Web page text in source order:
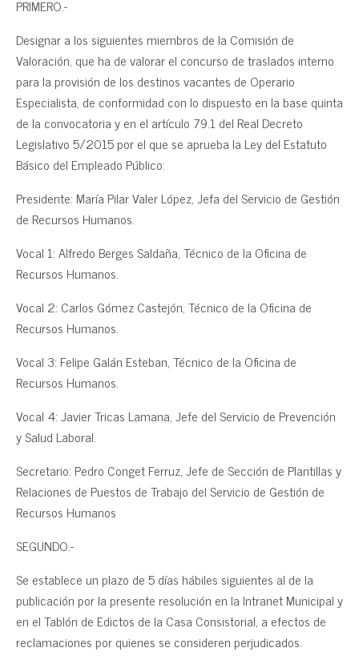
PRIMERO.-
Designar a los siguientes miembros de la Comisión de
Valoración, que ha de valorar el concurso de traslados interno
para la provisión de los destinos vacantes de Operario
Especialista, de conformidad con lo dispuesto en la base quinta
de la convocatoria y en el artículo 79.1 del Real Decreto
Legislativo 5/2015 por el que se aprueba la Ley del Estatuto
Básico del Empleado Público:
Presidente: María Pilar Valer López, Jefa del Servicio de Gestión
de Recursos Humanos.
Vocal 1: Alfredo Berges Saldaña, Técnico de la Oficina de
Recursos Humanos.
Vocal 2: Carlos Gómez Castejón, Técnico de la Oficina de
Recursos Humanos.
Vocal 3: Felipe Galán Esteban, Técnico de la Oficina de
Recursos Humanos.
Vocal 4: Javier Tricas Lamana, Jefe del Servicio de Prevención
y Salud Laboral.
Secretario: Pedro Conget Ferruz, Jefe de Sección de Plantillas y
Relaciones de Puestos de Trabajo del Servicio de Gestión de
Recursos Humanos
SEGUNDO.-
Se establece un plazo de 5 días hábiles siguientes al de la
publicación por la presente resolución en la Intranet Municipal y
en el Tablón de Edictos de la Casa Consistorial, a efectos de
reclamaciones por quienes se consideren perjudicados.